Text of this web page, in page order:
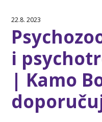
22.8. 2023
i
| Kamo